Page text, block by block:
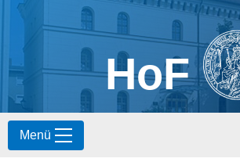
HoF
Menü